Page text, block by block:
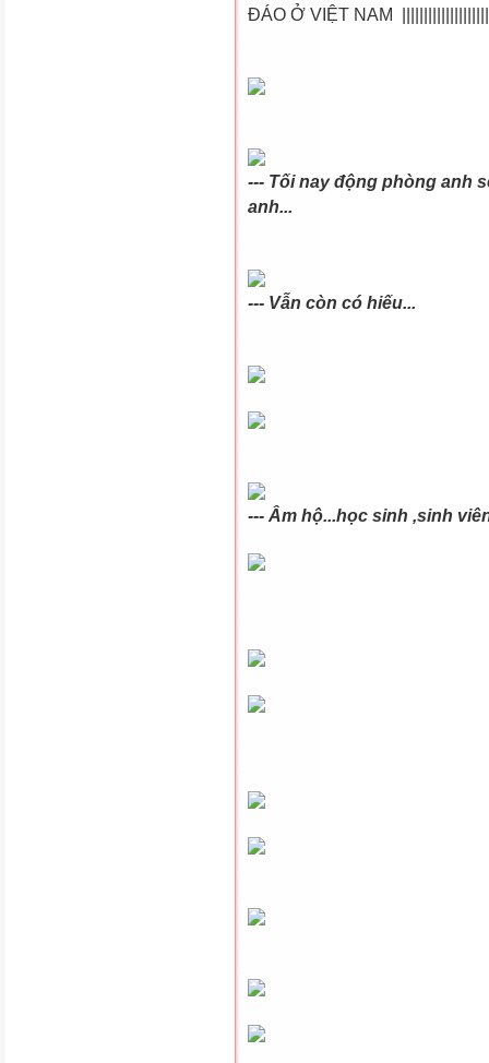
ĐÁO Ở VIỆT NAM
--- Tối nay động phòng anh
anh...
--- Vẫn còn có hiếu...
--- Âm hộ...học sinh ,sinh